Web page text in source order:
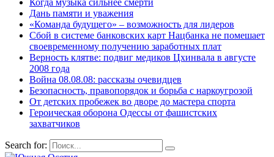
Когда музыка сильнее смерти
Дань памяти и уважения
«Команда будущего» – возможность для лидеров
Сбой в системе банковских карт Нацбанка не помешает
своевременному получению заработных плат
Верность клятве: подвиг медиков Цхинвала в августе
2008 года
Война 08.08.08: рассказы очевидцев
Безопасность, правопорядок и борьба с наркоугрозой
От детских пробежек во дворе до мастера спорта
Героическая оборона Одессы от фашистских
захватчиков
Search for: